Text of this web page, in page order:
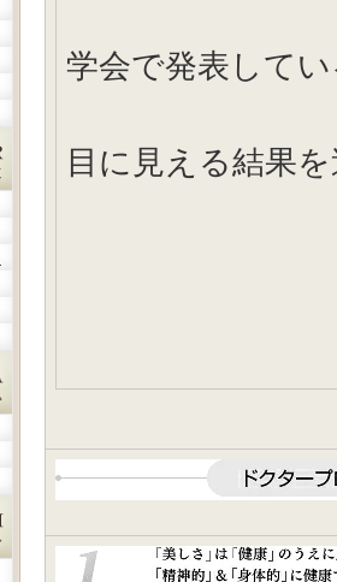
学会で発表して
目に見える結果